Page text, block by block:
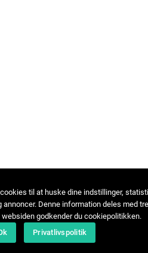
til at huske dine indstillinger,
Denne information deles med
godkender du cookiepolitikken.
Privatlivspolitik